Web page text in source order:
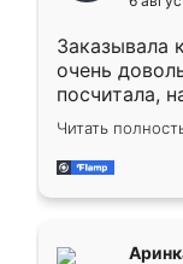
мебели
Заказывала
очень
посчитала,
Замерщик
делу со
за день,
Читать